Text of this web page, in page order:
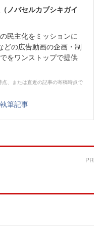
ノバセルカブシキガイ
民主化をミッションに
どの広告動画の企画・制
をワンストップで提供
、または直近の記事の寄稿時点で
筆記事
PR